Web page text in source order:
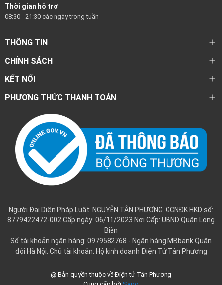
Thời gian hỗ trợ
08:30 - 21:30 các ngày trong tuần
THÔNG TIN
CHÍNH SÁCH
KẾT NỐI
PHƯƠNG THỨC THANH TOÁN
Người Đại Diện Pháp Luật: NGUYỄN TÂN PHƯƠNG. GCNĐK HKD số:
8779422472-002 Cấp ngày: 06/11/2023 Nơi Cấp: UBND Quận Long
Biên
Số tài khoản ngân hàng: 0979582768 - Ngân hàng MBbank Quân
đội Hà Nội. Chủ tài khoản: Hộ kinh doanh Điện Tử Tân Phương
@ Bản quyền thuộc về Điện tử Tân Phương